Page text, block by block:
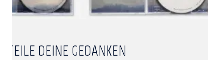
TEILE DEINE GEDANKEN
Person
Kontakt| Fotoblog